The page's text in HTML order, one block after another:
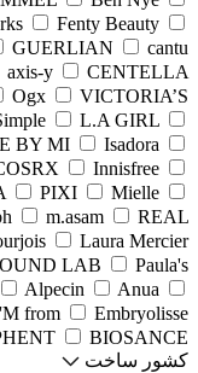
Fenty Beauty
GUERLIAN
cantu
axis-y
CENTELLA
Ogx
VICTORIA’S
L.A GIRL
BY MI
Isadora
Innisfree
PIXI
Mielle
m.asam
REAL
Laura Mercier
LAB
Paula's
Alpecin
Anua
from
Embryolisse
BIOSANCE
کشور ساخت